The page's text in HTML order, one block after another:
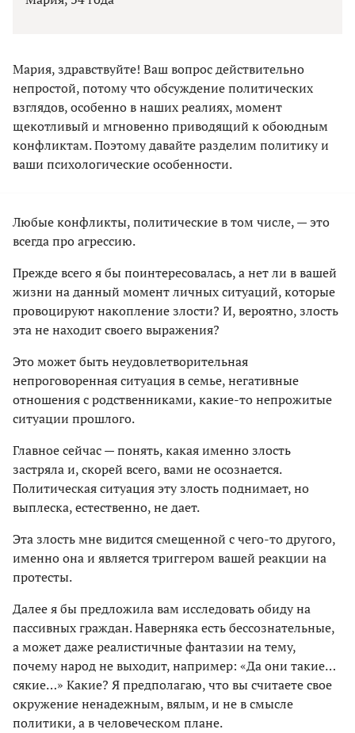
Мария, здравствуйте! Ваш вопрос действительно
непростой, потому что обсуждение политических
взглядов, особенно в наших реалиях, момент
щекотливый и мгновенно приводящий к обоюдным
конфликтам. Поэтому давайте разделим политику и
ваши психологические особенности.
Любые конфликты, политические в том числе, — это
всегда про агрессию.
Прежде всего я бы поинтересовалась, а нет ли в вашей
жизни на данный момент личных ситуаций, которые
провоцируют накопление злости? И, вероятно, злость
эта не находит своего выражения?
Это может быть неудовлетворительная
непроговоренная ситуация в семье, негативные
отношения с родственниками, какие-то непрожитые
ситуации прошлого.
Главное сейчас — понять, какая именно злость
застряла и, скорей всего, вами не осознается.
Политическая ситуация эту злость поднимает, но
выплеска, естественно, не дает.
Эта злость мне видится смещенной с чего-то другого,
именно она и является триггером вашей реакции на
протесты.
Далее я бы предложила вам исследовать обиду на
пассивных граждан. Наверняка есть бессознательные,
а может даже реалистичные фантазии на тему,
почему народ не выходит, например: «Да они такие…
сякие…» Какие? Я предполагаю, что вы считаете свое
окружение ненадежным, вялым, и не в смысле
политики, а в человеческом плане.